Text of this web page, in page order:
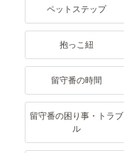
ペットステップ
抱っこ紐
留守番の時間
留守番の困り事・トラブ
ル